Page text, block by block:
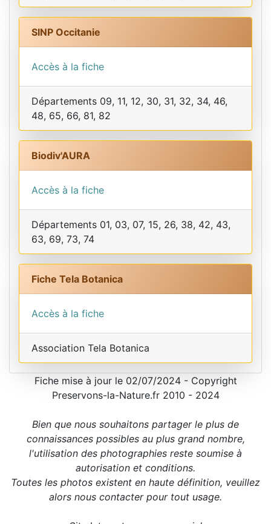
SINP Occitanie
Accès à la fiche
Départements 09, 11, 12, 30, 31, 32, 34, 46,
48, 65, 66, 81, 82
Biodiv'AURA
Accès à la fiche
Départements 01, 03, 07, 15, 26, 38, 42, 43,
63, 69, 73, 74
Fiche Tela Botanica
Accès à la fiche
Association Tela Botanica
Fiche mise à jour le 02/07/2024 - Copyright
Preservons-la-Nature.fr 2010 - 2024
Bien que nous souhaitons partager le plus de
connaissances possibles au plus grand nombre,
l'utilisation des photographies reste soumise à
autorisation et conditions.
Toutes les photos existent en haute définition, veuillez
alors nous contacter pour tout usage.